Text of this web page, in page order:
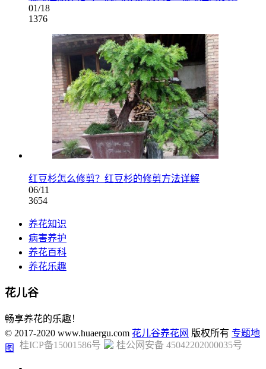
01/18
1376
红豆杉怎么修剪？红豆杉的修剪方法详解
06/11
3654
养花知识
病害养护
养花百科
养花乐趣
花儿谷
畅享养花的乐趣！
© 2017-2020 www.huaergu.com 花儿谷养花网 版权所有 专题地
图
桂ICP备15001586号 桂公网安备 45042202000035号